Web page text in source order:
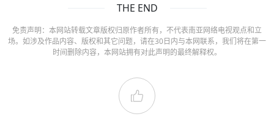
THE END
免责声明：本网站转载文章版权归原作者所有，不代表南亚网络电视观点和立
场。如涉及作品内容、版权和其它问题，请在30日内与本网联系，我们将在第一
时间删除内容，本网站拥有对此声明的最终解释权。